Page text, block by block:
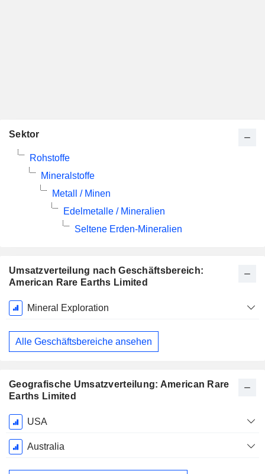
Umsatzverteilung nach Geschäftsbereich:
American Rare Earths Limited
Ende d.
Geschäftsjahres:
Juni
Mineral Exploration
Alle Geschäftsbereiche ansehen
Geografische Umsatzverteilung: American Rare
Earths Limited
Ende d.
Geschäftsjahres:
Juni
USA
Australia
Sektor
Rohstoffe
Mineralstoffe
Metall / Minen
Edelmetalle / Mineralien
Seltene Erden-Mineralien